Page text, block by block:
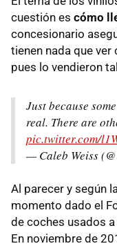
cuestión es cómo
concesionario
tienen nada que ver
pues lo vendieron
Just because
real. There are
pic.twitter.com/
— Caleb Weiss
Al parecer y según
momento dado el
de coches usados
En noviembre de